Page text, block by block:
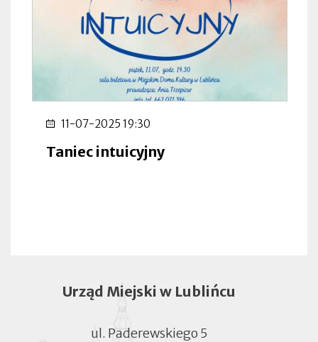
11-07-2025 19:30
Taniec intuicyjny
Urząd Miejski w Lublińcu
ul. Paderewskiego 5